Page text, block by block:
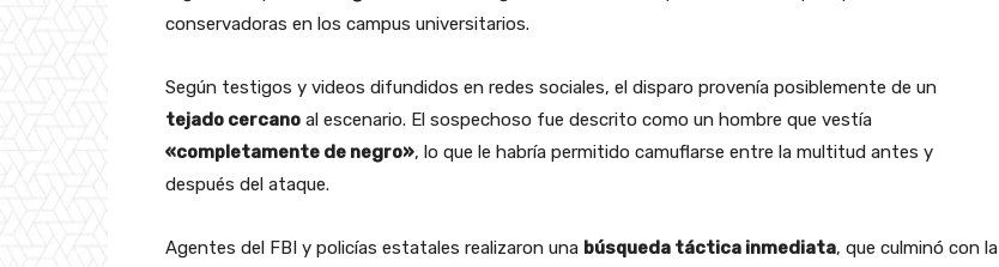
conservadoras en los campus universitarios.
Según testigos y videos difundidos en redes sociales, el disparo provenía posiblemente de un
tejado cercano al escenario. El sospechoso fue descrito como un hombre que vestía
«completamente de negro», lo que le habría permitido camuflarse entre la multitud antes y
después del ataque.
Agentes del FBI y policías estatales realizaron una búsqueda táctica inmediata, que culminó con la